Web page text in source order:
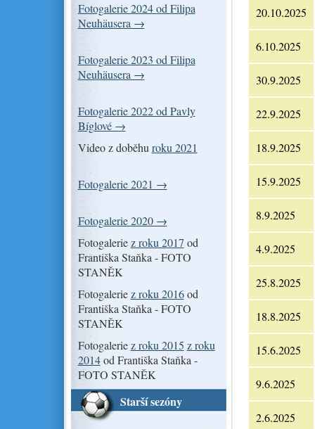
Fotogalerie 2024 od Filipa
Neuhäusera →
Fotogalerie 2023 od Filipa
Neuhäusera →
Fotogalerie 2022 od Pavly
Bíglové →
Video z doběhu roku 2021
Fotogalerie 2021 →
Fotogalerie 2020 →
Fotogaleriez roku 2017 od
Františka Staňka - FOTO
STANĚK
Fotogaleriez roku 2016od
Františka Staňka - FOTO
STANĚK
Fotogaleriez roku 2015 z roku
2014od Františka Staňka -
FOTO STANĚK
Starší sezóny
20.10.2025
6.10.2025
30.9.2025
22.9.2025
18.9.2025
15.9.2025
8.9.2025
4.9.2025
25.8.2025
18.8.2025
15.6.2025
9.6.2025
2.6.2025